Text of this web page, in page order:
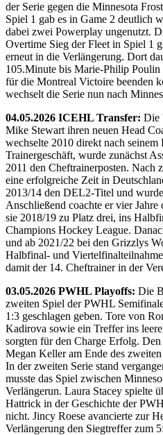
der Serie gegen die Minnesota
Spiel 1 gab es in Game 2 deutlich
dabei zwei Powerplay ungenutzt.
Overtime Sieg der Fleet in Spiel 1
erneut in die Verlängerung. Dort
105.Minute bis Marie-Philip Poulin
für die Montreal Victoire beenden
wechselt die Serie nun nach
04.05.2026 ICEHL Transfer: Die
Mike Stewart ihren neuen Head
wechselte 2010 direkt nach
Trainergeschäft, wurde zunächst
2011 den Cheftrainerposten. Nach
eine erfolgreiche Zeit in
2013/14 den DEL2-Titel und
Anschließend coachte er vier
sie 2018/19 zu Platz drei, ins
Champions Hockey League.
und ab 2021/22 bei den Grizzlys
Halbfinal- und
damit der 14. Cheftrainer in der
03.05.2026 PWHL Playoffs: Die
zweiten Spiel der PWHL
1:3 geschlagen geben. Tore von
Kadirova sowie ein Treffer ins
sorgten für den Charge Erfolg.
Megan Keller am Ende des
In der zweiten Serie stand
musste das Spiel zwischen
Verlängerun. Laura Stacey spielte
Hattrick in der Geschichte der
nicht. Jincy Roese avancierte zur
Verlängerung den Siegtreffer zum